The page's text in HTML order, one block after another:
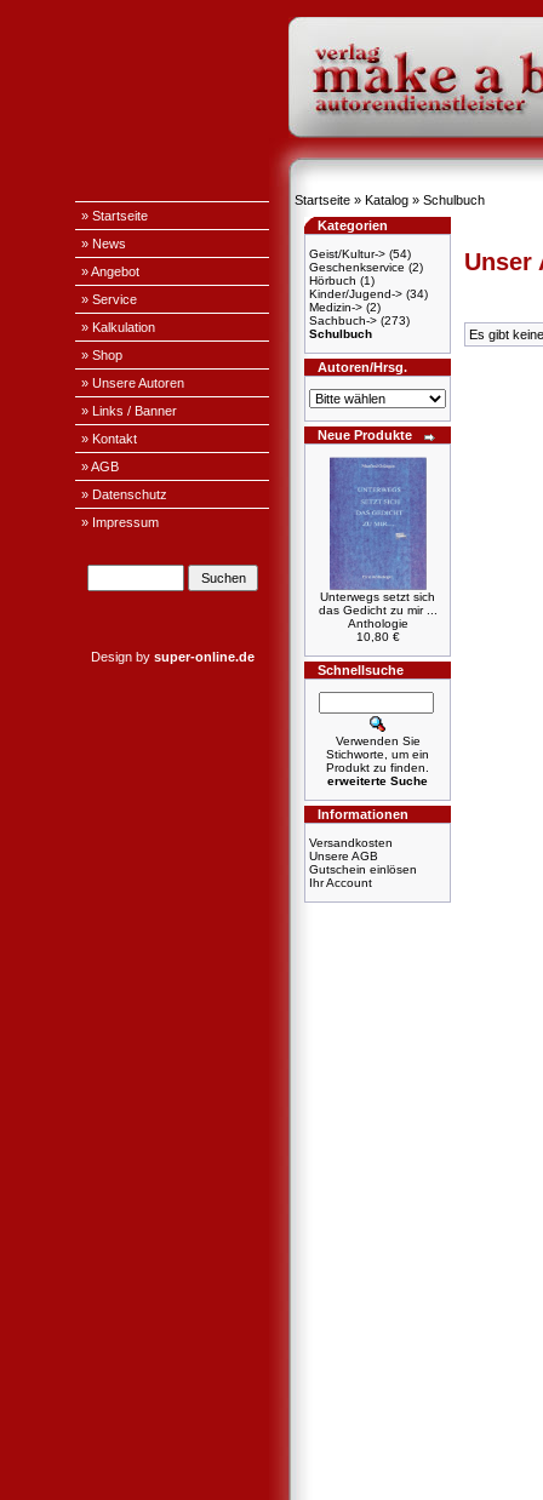
» Startseite
» News
» Angebot
» Service
» Kalkulation
» Shop
» Unsere Autoren
» Links / Banner
» Kontakt
» AGB
» Datenschutz
» Impressum
Design by super-online.de
Startseite » Katalog » Schulbuch
Kategorien
Geist/Kultur-> (54)
Geschenkservice (2)
Hörbuch (1)
Kinder/Jugend-> (34)
Medizin-> (2)
Sachbuch-> (273)
Schulbuch
Autoren/Hrsg.
Neue Produkte
Unterwegs setzt sich
das Gedicht zu mir ...
Anthologie
10,80 €
Schnellsuche
Verwenden Sie
Stichworte, um ein
Produkt zu finden.
erweiterte Suche
Informationen
Versandkosten
Unsere AGB
Gutschein einlösen
Ihr Account
Unser
Es gibt